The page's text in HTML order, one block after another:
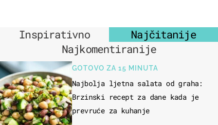
Inspirativno
Najčitanije
Najkomentiranije
GOTOVO ZA 15 MINUTA
Najbolja ljetna salata od graha:
Brzinski recept za dane kada je
prevruće za kuhanje